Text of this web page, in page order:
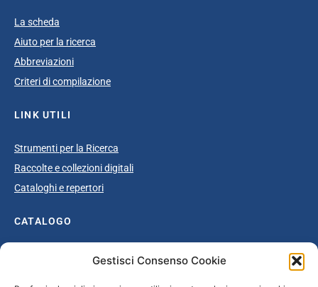
Gestisci Consenso Cookie
La scheda
Aiuto per la ricerca
Abbreviazioni
Criteri di compilazione
LINK UTILI
Strumenti per la Ricerca
Raccolte e collezioni digitali
Cataloghi e repertori
CATALOGO
Catalogo completo